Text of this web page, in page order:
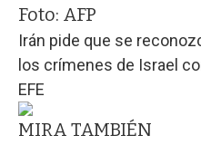
Foto: AFP
Irán pide que se
los crímenes de Israel
EFE
MIRA TAMBIÉN